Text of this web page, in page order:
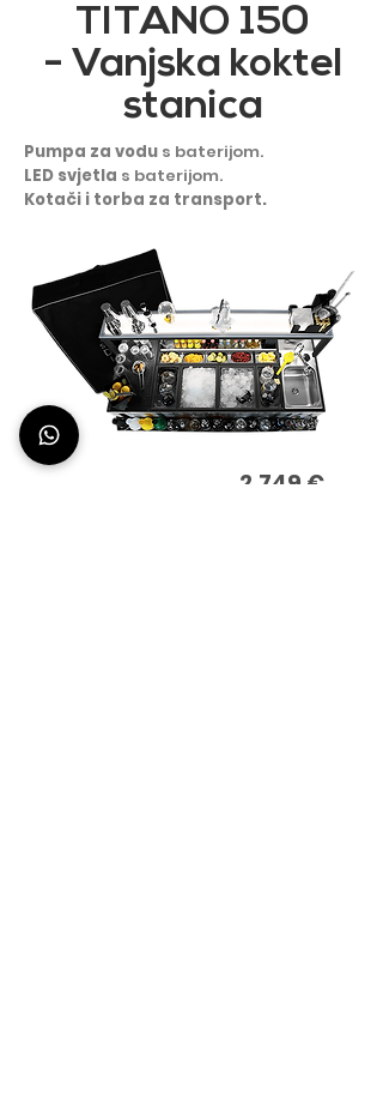
TITANO 150
- Vanjska koktel
stanica
Pumpa za vodu s baterijom.
LED svjetla s baterijom.
Kotači i torba za transport.
2.749 €